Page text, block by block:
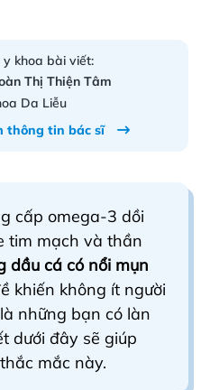
khoa bài viết:
Thị Thiện Tâm
Da Liễu
thông tin bác sĩ
cấp omega-3 dồi
tim mạch và thần
dầu cá có nổi mụn
khiến không ít người
những bạn có làn
dưới đây sẽ giúp
mắc này.